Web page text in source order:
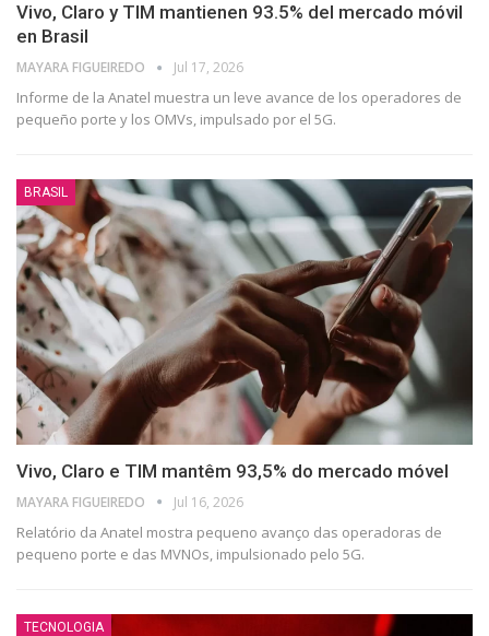
Vivo, Claro y TIM mantienen 93.5% del mercado móvil
en Brasil
⁨MAYARA FIGUEIREDO Jul 17, 2026
Informe de la Anatel muestra un leve avance de los operadores de
pequeño porte y los OMVs, impulsado por el 5G.
BRASIL
Vivo, Claro e TIM mantêm 93,5% do mercado móvel
⁨MAYARA FIGUEIREDO Jul 16, 2026
Relatório da Anatel mostra pequeno avanço das operadoras de
pequeno porte e das MVNOs, impulsionado pelo 5G.
TECNOLOGIA